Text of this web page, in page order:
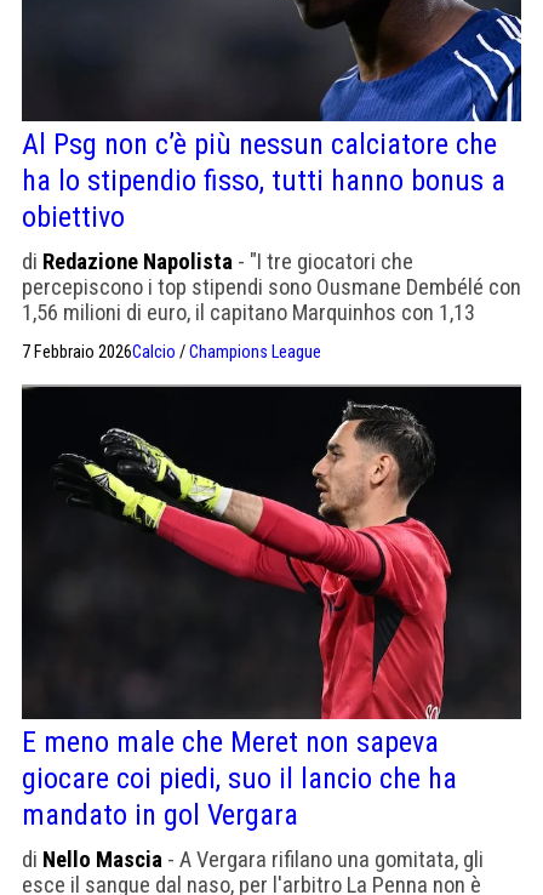
Al Psg non c’è più nessun calciatore che
ha lo stipendio fisso, tutti hanno bonus a
obiettivo
di Redazione Napolista - "I tre giocatori che
percepiscono i top stipendi sono Ousmane Dembélé con
1,56 milioni di euro, il capitano Marquinhos con 1,13
7 Febbraio 2026Calcio /Champions League
E meno male che Meret non sapeva
giocare coi piedi, suo il lancio che ha
mandato in gol Vergara
di Nello Mascia - A Vergara rifilano una gomitata, gli
esce il sangue dal naso, per l'arbitro La Penna non è